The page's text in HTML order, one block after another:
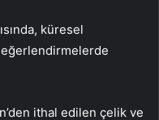
küresel
ithal edilen çelik ve